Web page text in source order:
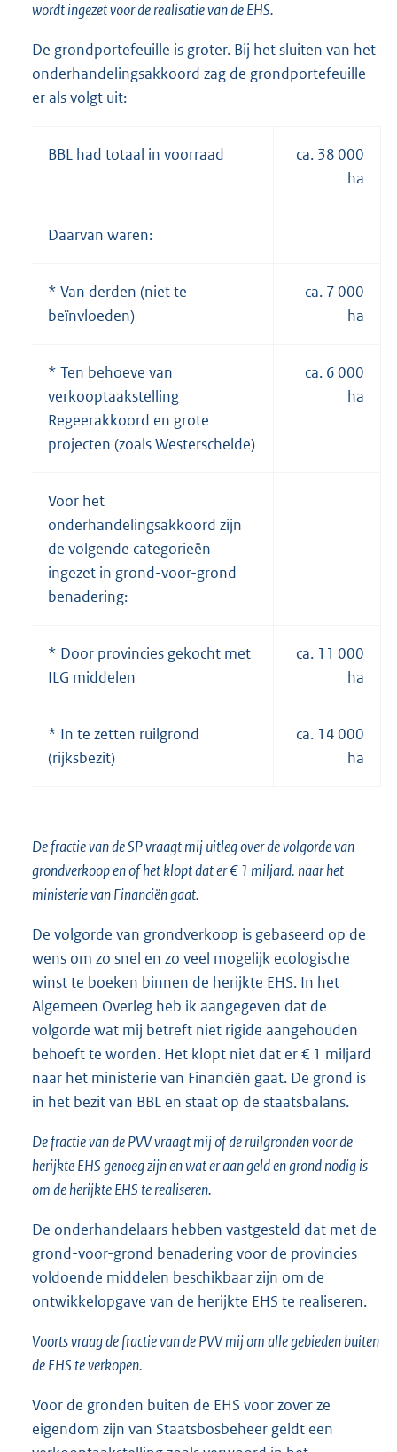
wordt ingezet voor de realisatie van de EHS.
De grondportefeuille is groter. Bij het sluiten van het
onderhandelingsakkoord zag de grondportefeuille
er als volgt uit:
BBL had totaal in voorraad
ca. 38 000
ha
Daarvan waren:
* Van derden (niet te
beïnvloeden)
ca. 7 000
ha
* Ten behoeve van
verkooptaakstelling
Regeerakkoord en grote
projecten (zoals Westerschelde)
ca. 6 000
ha
Voor het
onderhandelingsakkoord zijn
de volgende categorieën
ingezet in grond-voor-grond
benadering:
* Door provincies gekocht met
ILG middelen
ca. 11 000
ha
* In te zetten ruilgrond
(rijksbezit)
ca. 14 000
ha
De fractie van de SP vraagt mij uitleg over de volgorde van
grondverkoop en of het klopt dat er € 1 miljard. naar het
ministerie van Financiën gaat.
De volgorde van grondverkoop is gebaseerd op de
wens om zo snel en zo veel mogelijk ecologische
winst te boeken binnen de herijkte EHS. In het
Algemeen Overleg heb ik aangegeven dat de
volgorde wat mij betreft niet rigide aangehouden
behoeft te worden. Het klopt niet dat er € 1 miljard
naar het ministerie van Financiën gaat. De grond is
in het bezit van BBL en staat op de staatsbalans.
De fractie van de PVV vraagt mij of de ruilgronden voor de
herijkte EHS genoeg zijn en wat er aan geld en grond nodig is
om de herijkte EHS te realiseren.
De onderhandelaars hebben vastgesteld dat met de
grond-voor-grond benadering voor de provincies
voldoende middelen beschikbaar zijn om de
ontwikkelopgave van de herijkte EHS te realiseren.
Voorts vraag de fractie van de PVV mij om alle gebieden buiten
de EHS te verkopen.
Voor de gronden buiten de EHS voor zover ze
eigendom zijn van Staatsbosbeheer geldt een